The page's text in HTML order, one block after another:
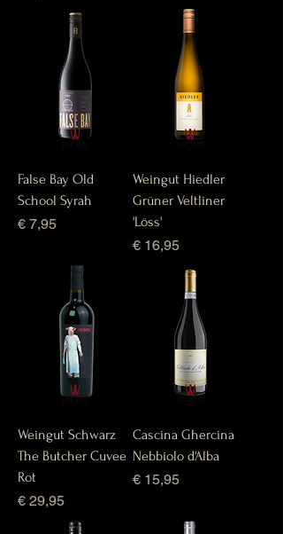
False Bay Old
School Syrah
Prijs
€ 7,95
Weingut Hiedler
Grüner Veltliner
'Löss'
Prijs
€ 16,95
Weingut Schwarz
The Butcher Cuvee
Rot
Prijs
€ 29,95
Cascina Ghercina
Nebbiolo d'Alba
Prijs
€ 15,95